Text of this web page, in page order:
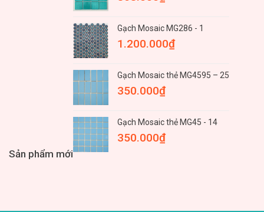
Sản phẩm mới
Gạch Mosaic MG286 - 1
1.200.000₫
Gạch Mosaic thẻ MG4595 – 25
350.000₫
Gạch Mosaic thẻ MG45 - 14
350.000₫